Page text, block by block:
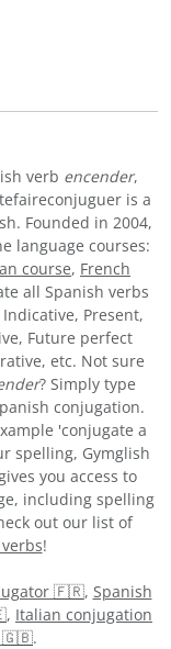
verb encender,
is a
Founded in 2004,
language courses:
course, French
all Spanish verbs
Present,
Future perfect
etc. Not sure
? Simply type
conjugation.
'conjugate a
spelling, Gymglish
you access to
including spelling
out our list of
!
🇫🇷, Spanish
, Italian conjugation
🇬🇧.